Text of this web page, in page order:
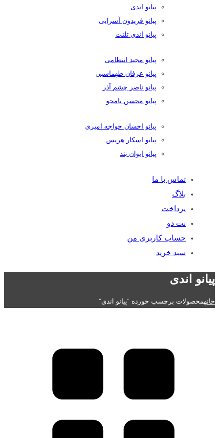
پیانو اندی
پیانو فریدون آسرایی
پیانو اندی تلنت
پیانو مجید انتظامی
پیانو عرفان طهماسبی
پیانو ناصر چشم آذر
پیانو محسن نامجو
پیانو احسان خواجه امیری
پیانو اسکار هریس
پیانو ایوان بند
تماس با ما
بلاگ
پرداخت
نت دو
حساب کاربری من
سبد خرید
پیانو اندی
خانهمحصولات برچسب خورده “پیانو اندی”